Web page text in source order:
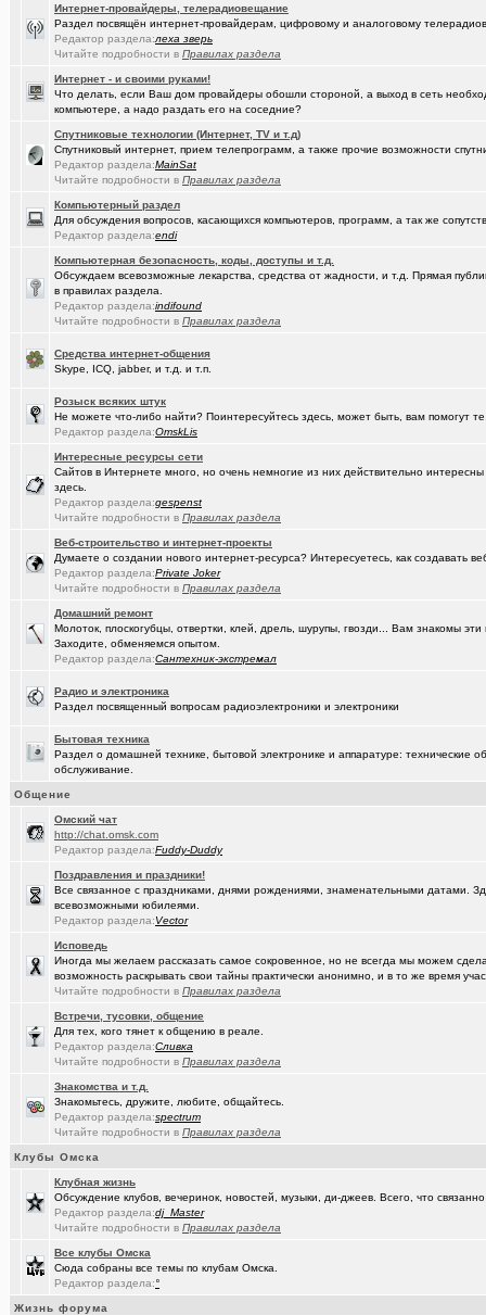
Кто такой человек?(kinslayer) +64
Фото форумчан(елочник) +4534
Старости Омска.(Молодец.) +159
Красивая одежда для худеньких девушек (размер 40-42)(Альфия) +23
Забор из профнастила, как правильно?(Puzomax)
А у кого это сегодня День рождения? (Люля) +2
(Sati)
чо наезд от "Городского центра учета"?
Авто под заказ по России(Artem178)
Как вставать в 5 утра без вреда для здоровья?(tramov) +410
FM-радиостанции в Омске и Омской области
Посоветуйте хорошего массажиста.(Кречет)
Где хорошие кроссовки купить?(tramov)
Леонид Полежаев возращается на пост губернатора!
клипы, поднимающие русский (российский) дух.
На что обратить внимание при выборе жены?
!(5555)
Где купить ?(Alex4114)
.,.(DEMON)
Техника и другие товары с гарантией в наличии и под заказ(mannerman)
Brugmann,VEKA,Gealan - надёжные Балконы и Окна ПВХ в Омске.
Добро пожаловать! Принципы общения на Омском форуме!
Цифровое телевидение в Омске
Погода в Омске / Прогноз погоды в Омске (омич)
Интернет-провайдеры, телерадиовещание
Раздел посвящён интернет-провайдерам, цифровому и аналоговому
Редактор раздела:леха зверь
Читайте подробности в Правилах раздела
Интернет - и своими руками!
Что делать, если Ваш дом провайдеры обошли стороной, а выход в сеть
компьютере, а надо раздать его на соседние?
Спутниковые технологии (Интернет, TV и т.д)
Спутниковый интернет, прием телепрограмм, а также прочие возможности
Редактор раздела:MainSat
Читайте подробности в Правилах раздела
Компьютерный раздел
Для обсуждения вопросов, касающихся компьютеров, программ, а так же
Редактор раздела:endi
Компьютерная безопасность, коды, доступы и т.д.
Обсуждаем всевозможные лекарства, средства от жадности, и т.д. Прямая
в правилах раздела.
Редактор раздела:indifound
Читайте подробности в Правилах раздела
Средства интернет-общения
Skype, ICQ, jabber, и т.д. и т.п.
Розыск всяких штук
Не можете что-либо найти? Поинтересуйтесь здесь, может быть, вам помогут
Редактор раздела:OmskLis
Интересные ресурсы сети
Сайтов в Интернете много, но очень немногие из них действительно
здесь.
Редактор раздела:gespenst
Читайте подробности в Правилах раздела
Веб-строительство и интернет-проекты
Думаете о создании нового интернет-ресурса? Интересуетесь, как создавать
Редактор раздела:Private Joker
Читайте подробности в Правилах раздела
Домашний ремонт
Молоток, плоскогубцы, отвертки, клей, дрель, шурупы, гвозди... Вам знакомы
Заходите, обменяемся опытом.
Редактор раздела:Сантехник-экстремал
Радио и электроника
Раздел посвященный вопросам радиоэлектроники и электроники
Бытовая техника
Раздел о домашней технике, бытовой электронике и аппаратуре: технические
обслуживание.
Общение
Oмский чат
http://chat.omsk.com
Редактор раздела:Fuddy-Duddy
Поздравления и праздники!
Все связанное с праздниками, днями рождениями, знаменательными датами.
всевозможными юбилеями.
Редактор раздела:Vector
Исповедь
Иногда мы желаем рассказать самое сокровенное, но не всегда мы можем
возможность раскрывать свои тайны практически анонимно, и в то же время
Читайте подробности в Правилах раздела
Встречи, тусовки, общение
Для тех, кого тянет к общению в реале.
Редактор раздела:Сливка
Читайте подробности в Правилах раздела
Знакомства и т.д.
Знакомьтесь, дружите, любите, общайтесь.
Редактор раздела:spectrum
Читайте подробности в Правилах раздела
Клубы Омска
Клубная жизнь
Обсуждение клубов, вечеринок, новостей, музыки, ди-джеев. Всего, что
Редактор раздела:dj_Master
Читайте подробности в Правилах раздела
Все клубы Омска
Сюда собраны все темы по клубам Омска.
Редактор раздела:°
Жизнь форума